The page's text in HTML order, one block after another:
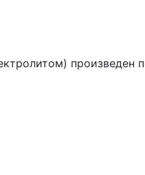
произведен